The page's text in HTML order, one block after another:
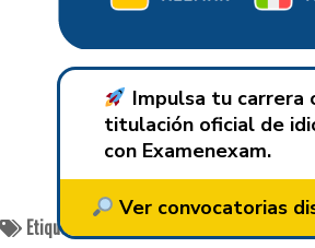
Impulsa tu carrera
titulación oficial de
con Examenexam.
Ver convocatorias
Etiquetado: